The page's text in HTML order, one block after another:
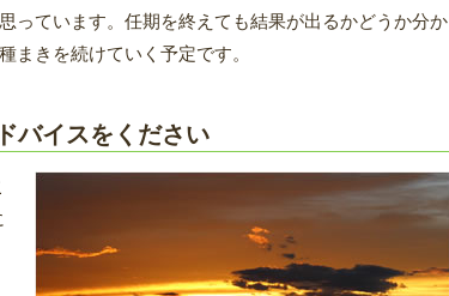
っています。任期を終えても結果が出るかどうか分か
まきを続けていく予定です。
バイスをください